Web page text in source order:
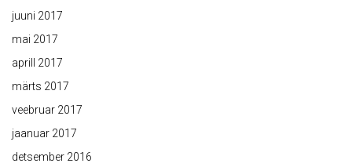
juuni 2017
mai 2017
aprill 2017
märts 2017
veebruar 2017
jaanuar 2017
detsember 2016